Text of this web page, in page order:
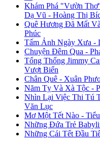
Khám Phá "Vườn
Dạ Vũ - Hoàng Thị
Quê Hương Đã Mất
Phúc
Tấm Ảnh Ngày Xưa -
Chuyện Đêm Qua -
Tổng Thống Jimmy
Vượt Biển
Chân Quê - Xuân
Năm Tỵ Và Xà Tộc -
Nhìn Lại Việc Thi Tú
Văn Lục
Mơ Một Tết Nào -
Những Đứa Trẻ
Những Cái Tết Đầu